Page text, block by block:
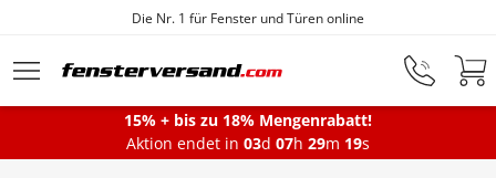
Zum Hauptinhalt springen
Die Nr. 1 für Fenster und Türen online
Montageservice
15% + bis zu 18% Mengenrabatt!
Aktion endet in 03d 07h 29m 18s